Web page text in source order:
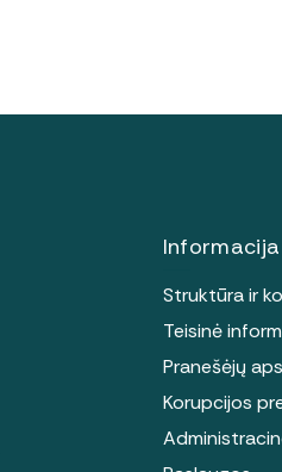
Informacija
Struktūra ir
Teisinė
Pranešėjų
Korupcijos